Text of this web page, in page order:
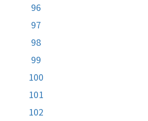
96
97
98
99
100
101
102